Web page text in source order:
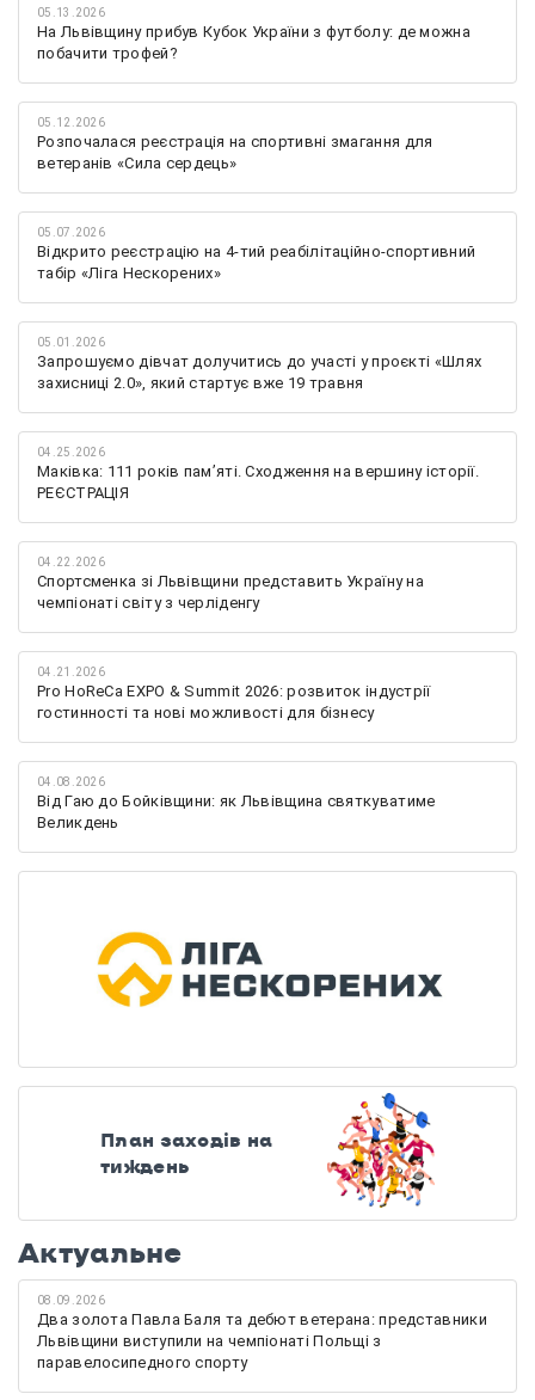
05.13.2026
На Львівщину прибув Кубок України з футболу: де можна
побачити трофей?
05.12.2026
Розпочалася реєстрація на спортивні змагання для
ветеранів «Сила сердець»
05.07.2026
Відкрито реєстрацію на 4-тий реабілітаційно-спортивний
табір «Ліга Нескорених»
05.01.2026
Запрошуємо дівчат долучитись до участі у проєкті «Шлях
захисниці 2.0», який стартує вже 19 травня
04.25.2026
Маківка: 111 років пам’яті. Сходження на вершину історії.
РЕЄСТРАЦІЯ
04.22.2026
Спортсменка зі Львівщини представить Україну на
чемпіонаті світу з черліденгу
04.21.2026
Pro HoReCa EXPO & Summit 2026: розвиток індустрії
гостинності та нові можливості для бізнесу
04.08.2026
Від Гаю до Бойківщини: як Львівщина святкуватиме
Великдень
План заходів на
тиждень
Актуальне
08.09.2026
Два золота Павла Баля та дебют ветерана: представники
Львівщини виступили на чемпіонаті Польщі з
паравелосипедного спорту